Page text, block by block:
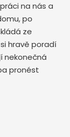
na nás a
po
ze
hravě poradí
nekonečná
pronést